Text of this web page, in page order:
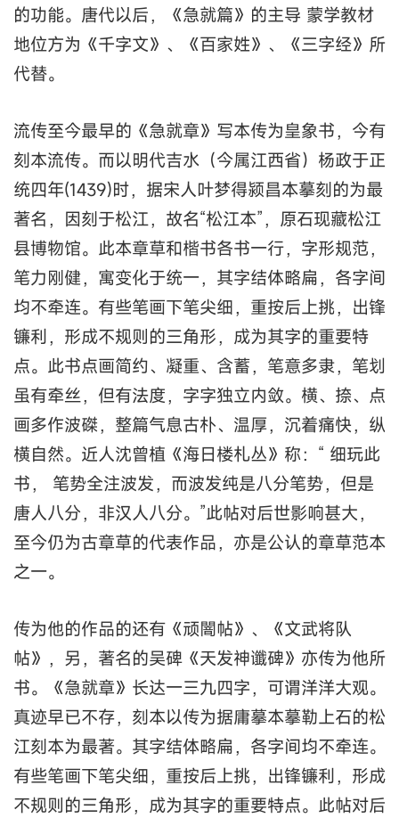
的功能。唐代以后，《急就篇》的主导 蒙学教材
地位方为《千字文》、《百家姓》、《三字经》所
代替。
流传至今最早的《急就章》写本传为皇象书，今有
刻本流传。而以明代吉水（今属江西省）杨政于正
统四年(1439)时，据宋人叶梦得颍昌本摹刻的为最
著名，因刻于松江，故名“松江本”，原石现藏松江
县博物馆。此本章草和楷书各书一行，字形规范，
笔力刚健，寓变化于统一，其字结体略扁，各字间
均不牵连。有些笔画下笔尖细，重按后上挑，出锋
镰利，形成不规则的三角形，成为其字的重要特
点。此书点画简约、凝重、含蓄，笔意多隶，笔划
虽有牵丝，但有法度，字字独立内敛。横、捺、点
画多作波磔，整篇气息古朴、温厚，沉着痛快，纵
横自然。近人沈曾植《海日楼札丛》称：“ 细玩此
书， 笔势全注波发，而波发纯是八分笔势，但是
唐人八分，非汉人八分。”此帖对后世影响甚大，
至今仍为古章草的代表作品，亦是公认的章草范本
之一。
传为他的作品的还有《顽闇帖》、《文武将队
帖》，另，著名的吴碑《天发神谶碑》亦传为他所
书。《急就章》长达一三九四字，可谓洋洋大观。
真迹早已不存，刻本以传为据庸摹本摹勒上石的松
江刻本为最著。其字结体略扁，各字间均不牵连。
有些笔画下笔尖细，重按后上挑，出锋镰利，形成
不规则的三角形，成为其字的重要特点。此帖对后